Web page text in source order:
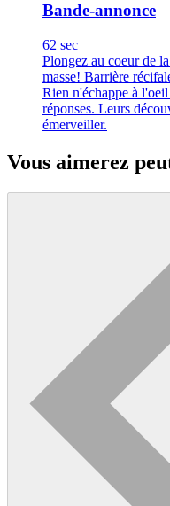
Bande-annonce
62 sec
Plongez au coeur de
masse! Barrière
Rien n'échappe à
réponses. Leurs
émerveiller.
Vous aimerez